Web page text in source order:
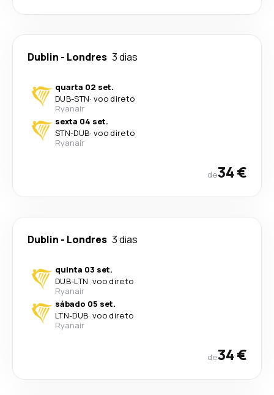
Dublin - Londres 3 dias
quarta 02 set.
DUB-STN· voo direto
Ryanair
sexta 04 set.
STN-DUB· voo direto
Ryanair
de34 €
Dublin - Londres 3 dias
quinta 03 set.
DUB-LTN· voo direto
Ryanair
sábado 05 set.
LTN-DUB· voo direto
Ryanair
de34 €